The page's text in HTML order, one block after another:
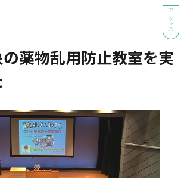
アクセス
薬物乱用防止教室を実